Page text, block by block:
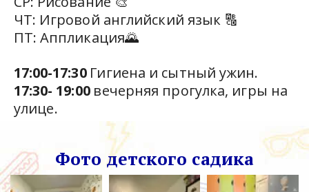
ЧТ: Игровой английский язык 🔠
ПТ: Аппликация🌄
17:00-17:30 Гигиена и сытный ужин.
17:30- 19:00 вечерняя прогулка, игры на
улице.
Фото детского садика